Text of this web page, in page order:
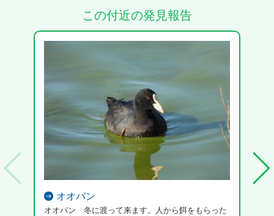
この付近の発見報告
オオバン
オオバン 冬に渡って来ます。人から餌をもらった